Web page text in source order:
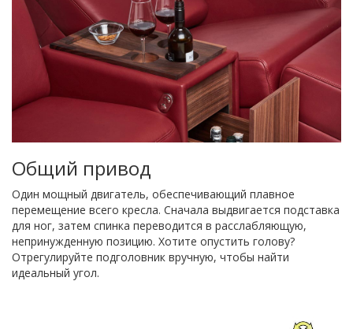
Общий привод
Один мощный двигатель, обеспечивающий плавное
перемещение всего кресла. Сначала выдвигается подставка
для ног, затем спинка переводится в расслабляющую,
непринужденную позицию. Хотите опустить голову?
Отрегулируйте подголовник вручную, чтобы найти
идеальный угол.